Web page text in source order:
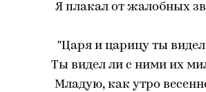
Я плакал от жалобных
"Царя и царицу ты
Ты видел ли с ними их
Младую, как утро